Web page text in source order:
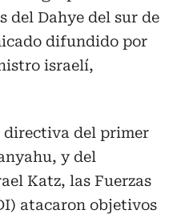
del Dahye del sur de
difundido por
israelí,
directiva del primer
y del
Katz, las Fuerzas
atacaron objetivos